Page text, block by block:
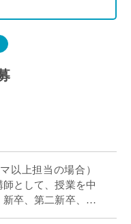
以上担当の場合）
として、授業を中
卒、第二新卒、ブ